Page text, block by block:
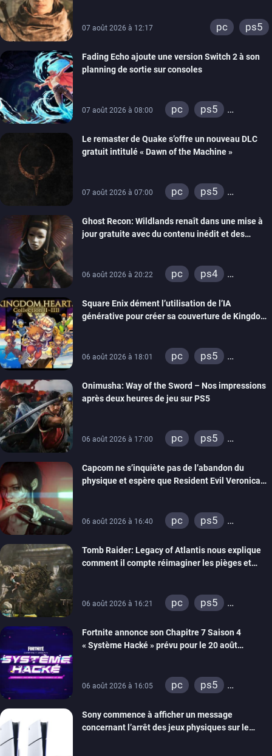
07 août 2026 à 12:17 pc ps5
Fading Echo ajoute une version Switch 2 à son
planning de sortie sur consoles
07 août 2026 à 08:00 pc
ps5
Le remaster de Quake s’offre un nouveau DLC
gratuit intitulé « Dawn of the Machine »
07 août 2026 à 07:00 pc
ps5
switch
ps4
xbox one
Ghost Recon: Wildlands renaît dans une mise à
jour gratuite avec du contenu inédit et des
06 août 2026 à 20:22 pc
ps4
Square Enix dément l’utilisation de l’IA
générative pour créer sa couverture de Kingdom
06 août 2026 à 18:01 pc
ps5
switch 2
Onimusha: Way of the Sword – Nos impressions
après deux heures de jeu sur PS5
06 août 2026 à 17:00 pc
ps5
switch 2
Capcom ne s’inquiète pas de l’abandon du
physique et espère que Resident Evil Veronica
06 août 2026 à 16:40 pc
ps5
switch 2
Tomb Raider: Legacy of Atlantis nous explique
comment il compte réimaginer les pièges et
06 août 2026 à 16:21 pc
ps5
switch 2
Fortnite annonce son Chapitre 7 Saison 4
« Système Hacké » prévu pour le 20 août
06 août 2026 à 16:05 pc
ps5
switch
ios
android
ps4
Sony commence à afficher un message
concernant l’arrêt des jeux physiques sur le